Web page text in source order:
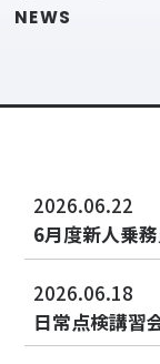
NEWS
2026.06.22
6月度新人乗
2026.06.18
日常点検講習